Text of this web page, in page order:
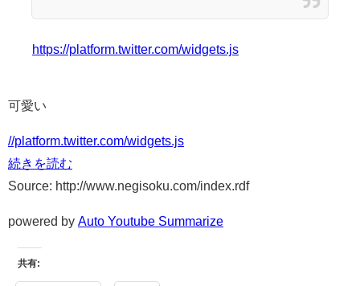
https://platform.twitter.com/widgets.js
可愛い
//platform.twitter.com/widgets.js
続きを読む
Source: http://www.negisoku.com/index.rdf
powered by Auto Youtube Summarize
共有: